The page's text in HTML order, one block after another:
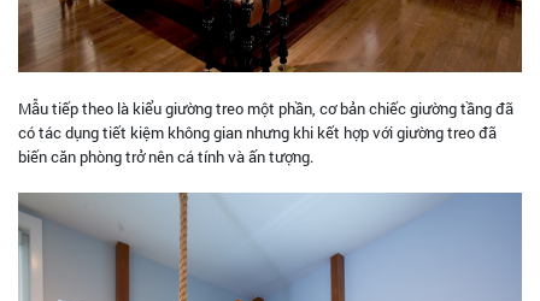
Mẫu tiếp theo là kiểu giường treo một phần, cơ bản chiếc giường tầng đã
có tác dụng tiết kiệm không gian nhưng khi kết hợp với giường treo đã
biến căn phòng trở nên cá tính và ấn tượng.